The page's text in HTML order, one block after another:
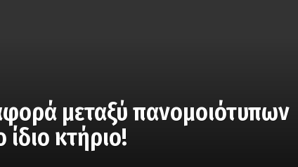
μεταξύ πανομοιότυπων
κτήριο!